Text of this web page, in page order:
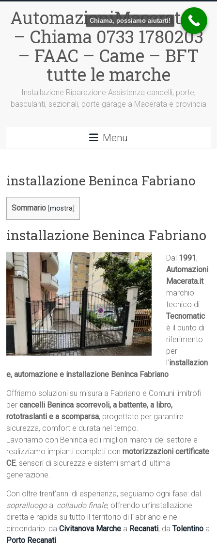
contenuto
AutomazioniMacerata.it
– Chiama 0733 1780203
– FAAC – Came – BFT
tutte le marche
Installazione Riparazione Assistenza cancelli, porte,
basculanti, sezionali, porte garage a Macerata e provincia
Menu
installazione Beninca Fabriano
Sommario [mostra
installazione Beninca Fabriano
Dal 1991 ,
Automazioni
Macerata.it
marchio
tecnico di
Tecnomatic
è il punto di
riferimento
per
l’installazion
e, automazione e installazione Beninca Fabriano
Offriamo soluzioni su misura a Fabriano e Comuni limitrofi
percancelli Beninca scorrevoli, a battente, a libro,
rototraslanti e a scomparsa, progettate per garantire
sicurezza, comfort e durata nel tempo.
Lavoriamo con Beninca ed i migliori marchi del settore e
realizziamo impianti completi conmotorizzazioni certificate
CE, sensori di sicurezza e sistemi smart di ultima
generazione.
Con oltre trent’anni di esperienza, seguiamo ogni fase: dal
sopralluogo al collaudo finale, offrendo un’installazione
diretta e rapida su tutto il territorio di Fabriano e nel
circondario: daCivitanova Marche a Recanati, daTolentino a
Porto Recanati.
Chiama, possiamo aiutarti!